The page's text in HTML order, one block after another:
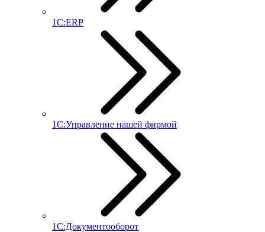
1С:ERP
1С:Управление нашей фирмой
1С:Документооборот